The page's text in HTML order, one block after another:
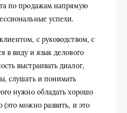
по продажам напрямую
успехи.
с руководством, с
в виду и язык делового
выстраивать диалог,
слушать и понимать
нужно обладать хорошо
(это можно развить, и это